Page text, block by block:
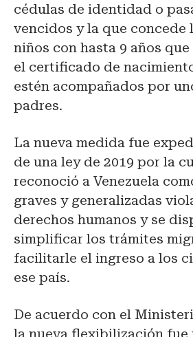
cédulas de identidad o
vencidos y la que concede
niños con hasta 9 años
el certificado de
estén acompañados por
padres.
La nueva medida fue
de una ley de 2019 por la
reconoció a Venezuela
graves y generalizadas
derechos humanos y se
simplificar los trámites
facilitarle el ingreso a los
ese país.
De acuerdo con el